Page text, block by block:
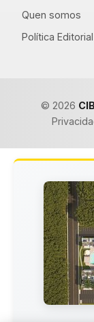
Quen somos
Política Editorial
© 2026